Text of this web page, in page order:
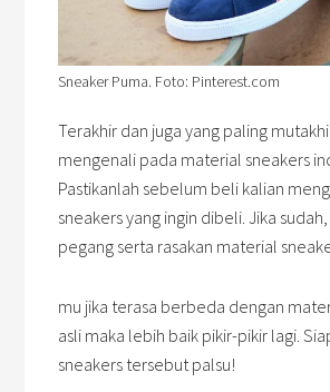
Sneaker Puma. Foto: Pinterest.com
Terakhir dan juga yang paling
mengenali pada material sneakers
Pastikanlah sebelum beli kalian
sneakers yang ingin dibeli. Jika
pegang serta rasakan material
mu jika terasa berbeda dengan
asli maka lebih baik pikir-pikir lagi.
sneakers tersebut palsu!